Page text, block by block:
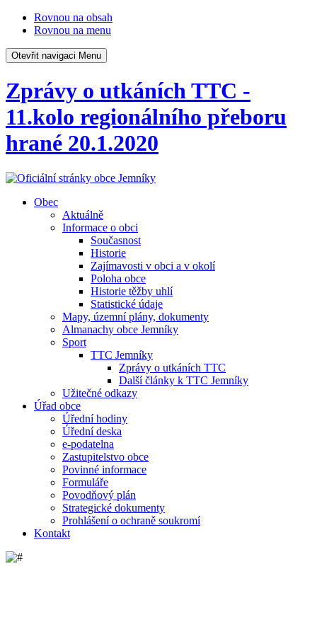
Rovnou na obsah
Rovnou na menu
Otevřit navigaci Menu
Zprávy o utkáních TTC -
11.kolo regionálního přeboru
hrané 20.1.2020
Obec
Aktuálně
Informace o obci
Současnost
Historie
Zajímavosti v obci a v okolí
Poloha obce
Historie těžby uhlí
Statistické údaje
Mapy, územní plány, dokumenty
Almanachy obce Jemníky
Sport
TTC Jemníky
Zprávy o utkáních TTC
Další články k TTC Jemníky
Užitečné odkazy
Úřad obce
Úřední hodiny
Úřední deska
e-podatelna
Zastupitelstvo obce
Povinné informace
Formuláře
Povodňový plán
Strategické dokumenty
Prohlášení o ochraně soukromí
Kontakt